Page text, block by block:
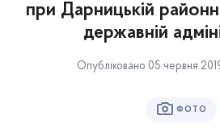
при Дарницькій
державній
Опубліковано 05 червня
ФОТО